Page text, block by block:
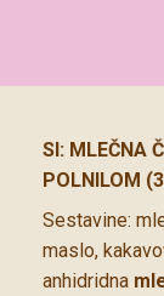
SI: MLEČNA
POLNILOM
Sestavine:
maslo,
anhidridna